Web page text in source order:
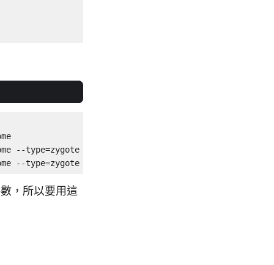
--type=zygote
--type=zygote
，所以要用這